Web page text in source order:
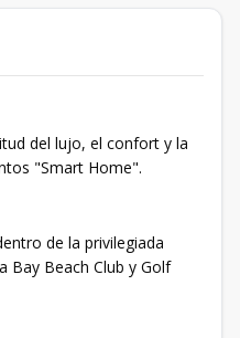
del lujo, el confort y la
"Smart Home".
de la privilegiada
Bay Beach Club y Golf